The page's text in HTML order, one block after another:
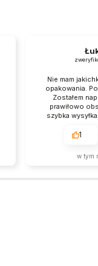
Nie mam
opakowania.
Zostałem
prawiłowo
szybka
1
w tym